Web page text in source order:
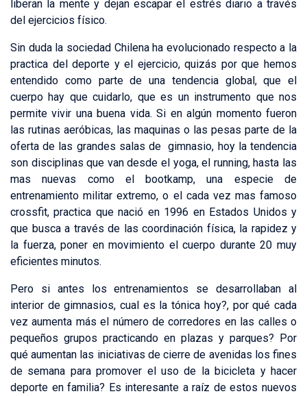
liberan la mente y dejan escapar el estrés diario a través
del ejercicios físico.
Sin duda la sociedad Chilena ha evolucionado respecto a la
practica del deporte y el ejercicio, quizás por que hemos
entendido como parte de una tendencia global, que el
cuerpo hay que cuidarlo, que es un instrumento que nos
permite vivir una buena vida. Si en algún momento fueron
las rutinas aeróbicas, las maquinas o las pesas parte de la
oferta de las grandes salas de gimnasio, hoy la tendencia
son disciplinas que van desde el yoga, el running, hasta las
mas nuevas como el bootkamp, una especie de
entrenamiento militar extremo, o el cada vez mas famoso
crossfit, practica que nació en 1996 en Estados Unidos y
que busca a través de las coordinación física, la rapidez y
la fuerza, poner en movimiento el cuerpo durante 20 muy
eficientes minutos.
Pero si antes los entrenamientos se desarrollaban al
interior de gimnasios, cual es la tónica hoy?, por qué cada
vez aumenta más el número de corredores en las calles o
pequeños grupos practicando en plazas y parques? Por
qué aumentan las iniciativas de cierre de avenidas los fines
de semana para promover el uso de la bicicleta y hacer
deporte en familia? Es interesante a raíz de estos nuevos